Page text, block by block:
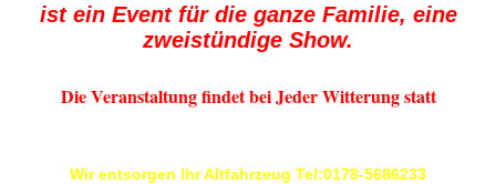
ist ein Event für die ganze Familie, eine
zweistündige Show.
Die Veranstaltung findet beiJeder Witterung statt
Wir entsorgen Ihr Altfahrzeug Tel:0178-5686233